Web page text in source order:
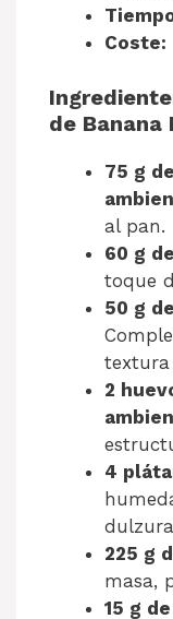
Coste:
de Banana
75 g
al pan.
60 g
toque
50 g
textura
2
4
225 g
masa,
15 g